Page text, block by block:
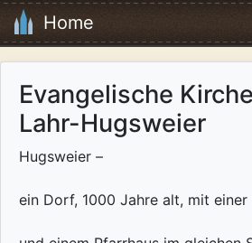
Home
Evangelische
Lahr-Hugsweier
Hugsweier –
ein Dorf, 1000 Jahre alt, mit einer